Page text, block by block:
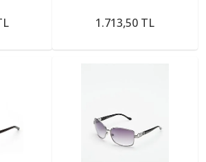
1.713,50 TL